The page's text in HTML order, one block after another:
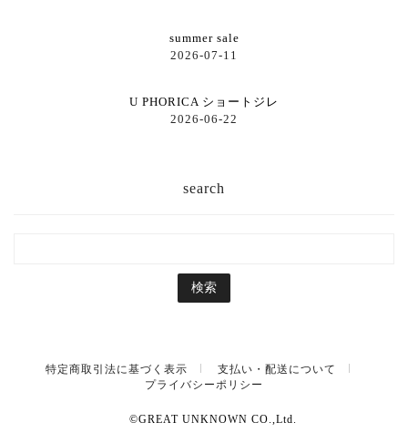
summer sale
2026-07-11
U PHORICA ショートジレ
2026-06-22
search
特定商取引法に基づく表示
支払い・配送について
プライバシーポリシー
©GREAT UNKNOWN CO.,Ltd.